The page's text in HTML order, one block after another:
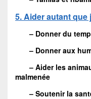
5. Aider autant que
– Donner du
– Donner aux
– Aider les
malmenée
– Soutenir la